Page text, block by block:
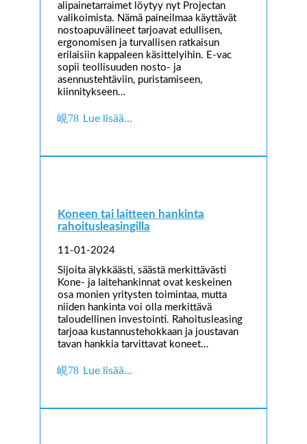
alipainetarraimet löytyy nyt Projectan
valikoimista. Nämä paineilmaa käyttävät
nostoapuvälineet tarjoavat edullisen,
ergonomisen ja turvallisen ratkaisun
erilaisiin kappaleen käsittelyihin. E-vac
sopii teollisuuden nosto- ja
asennustehtäviin, puristamiseen,
kiinnitykseen…
Lue lisää…
Koneen tai laitteen hankinta
rahoitusleasingilla
11-01-2024
Sijoita älykkäästi, säästä merkittävästi
Kone- ja laitehankinnat ovat keskeinen
osa monien yritysten toimintaa, mutta
niiden hankinta voi olla merkittävä
taloudellinen investointi. Rahoitusleasing
tarjoaa kustannustehokkaan ja joustavan
tavan hankkia tarvittavat koneet…
Lue lisää…